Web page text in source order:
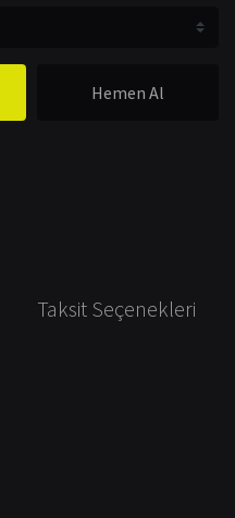
Hemen Al
Taksit Seçenekleri